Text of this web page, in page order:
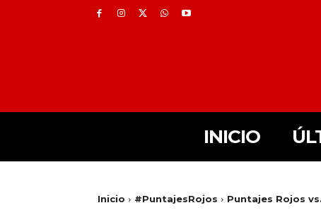
INICIO
Inicio #PuntajesRojos Puntajes Rojos